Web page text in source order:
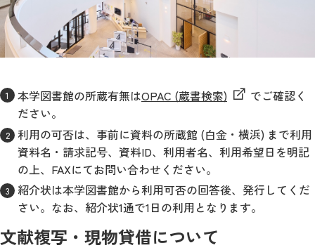
本学図書館の所蔵有無はOPAC (蔵書検索)
でご確認く
ださい。
利用の可否は、事前に資料の所蔵館 (白金・横浜) まで利用
資料名・請求記号、資料ID、利用者名、利用希望日を明記
の上、FAXにてお問い合わせください。
紹介状は本学図書館から利用可否の回答後、発行してくだ
さい。なお、紹介状1通で1日の利用となります。
文献複写・現物貸借について